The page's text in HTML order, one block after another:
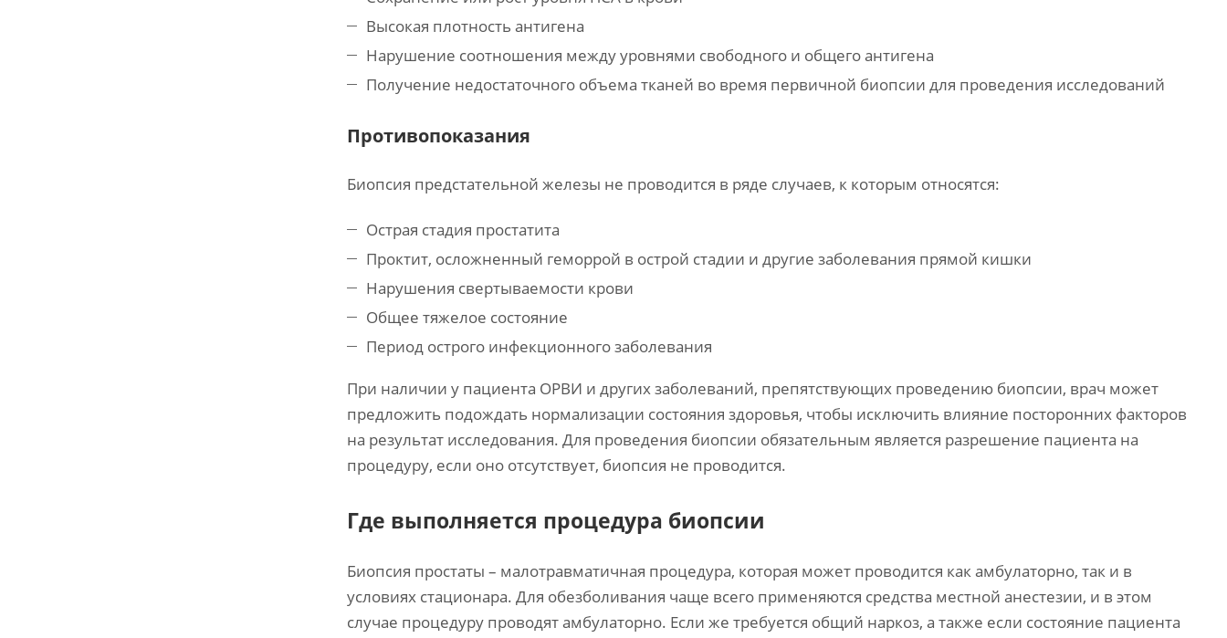
Высокая плотность антигена
Нарушение соотношения между уровнями свободного и общего антигена
Получение недостаточного объема тканей во время первичной биопсии для проведения исследований
Противопоказания
Биопсия предстательной железы не проводится в ряде случаев, к которым относятся:
Острая стадия простатита
Проктит, осложненный геморрой в острой стадии и другие заболевания прямой кишки
Нарушения свертываемости крови
Общее тяжелое состояние
Период острого инфекционного заболевания
При наличии у пациента ОРВИ и других заболеваний, препятствующих проведению биопсии, врач может
предложить подождать нормализации состояния здоровья, чтобы исключить влияние посторонних факторов
на результат исследования. Для проведения биопсии обязательным является разрешение пациента на
процедуру, если оно отсутствует, биопсия не проводится.
Где выполняется процедура биопсии
Биопсия простаты – малотравматичная процедура, которая может проводится как амбулаторно, так и в
условиях стационара. Для обезболивания чаще всего применяются средства местной анестезии, и в этом
случае процедуру проводят амбулаторно. Если же требуется общий наркоз, а также если состояние пациента